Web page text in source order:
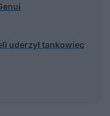
uderzył tankowiec